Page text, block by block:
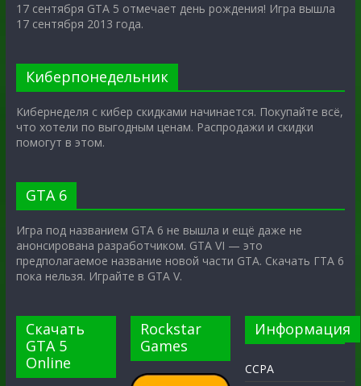
17 сентября GTA 5 отмечает день рождения! Игра вышла
17 сентября 2013 года.
Киберпонедельник
Кибернеделя с кибер скидками начинается. Покупайте всё,
что хотели по выгодным ценам. Распродажи и скидки
помогут в этом.
GTA 6
Игра под названием GTA 6 не вышла и ещё даже не
анонсирована разработчиком. GTA VI — это
предполагаемое название новой части GTA. Скачать ГТА 6
пока нельзя. Играйте в GTA V.
Скачать
GTA 5
Online
Rockstar
Games
Информация
CCPA